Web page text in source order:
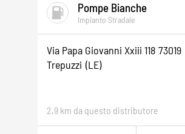
Pompe Bianche
Impianto Stradale
Via Papa Giovanni Xxiii 118 73019
Trepuzzi (LE)
2,9 km da questo distributore